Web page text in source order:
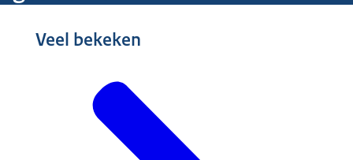
Veel bekeken